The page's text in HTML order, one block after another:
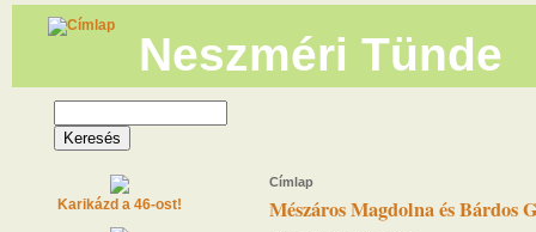
Neszméri Tünde
Címlap
Mészáros Magdolna és Bárdos
Karikázd a 46-ost!